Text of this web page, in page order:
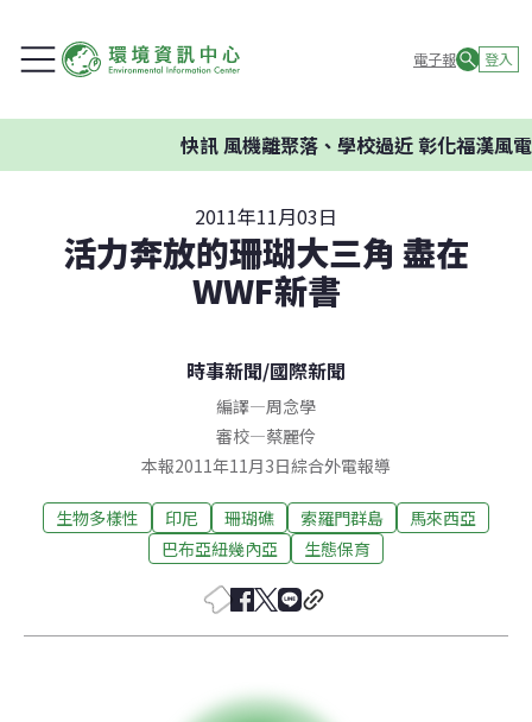
電子報 登入
快訊風機離聚落、學校過近 彰化福漢風電
2011年11月03日
活力奔放的珊瑚大三角 盡在
WWF新書
時事新聞/國際新聞
編譯—周念學
審校—蔡麗伶
本報2011年11月3日綜合外電報導
生物多樣性 印尼 珊瑚礁 索羅門群島
馬來西亞
巴布亞紐幾內亞
生態保育